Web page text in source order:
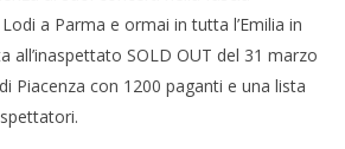
a Parma e ormai in tutta l’Emilia in
all’inaspettato SOLD OUT del 31 marzo
Piacenza con 1200 paganti e una lista